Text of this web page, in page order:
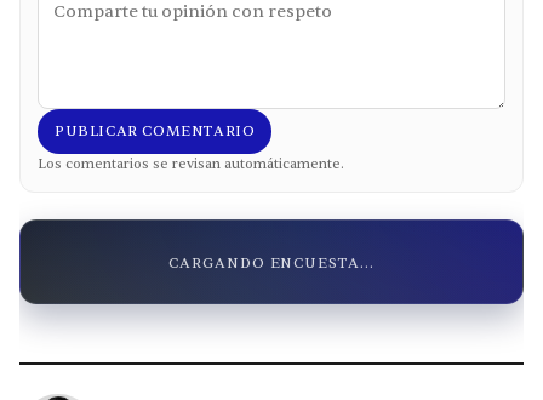
PUBLICAR COMENTARIO
Los comentarios se revisan automáticamente.
CARGANDO ENCUESTA...